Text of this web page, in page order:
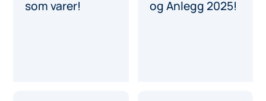
som varer!
og Anlegg 2025!